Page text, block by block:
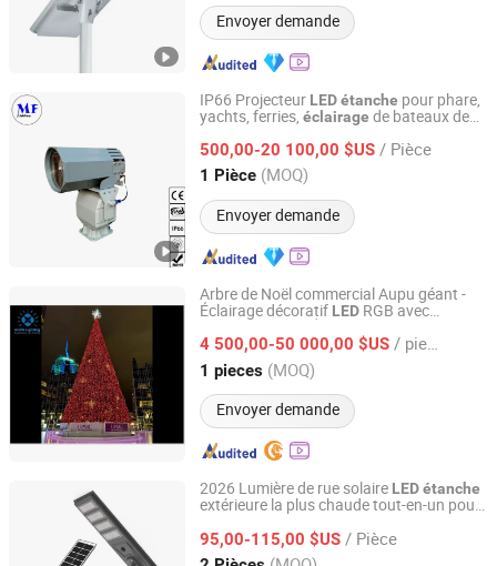
Envoyer demande
IP66 Projecteur LEDétanche pour phare,
yachts, ferries, éclairage de bateaux de
de sauvetage haute puissance 80W-600W
100m 1 2 3 4 Km
500,00-20 100,00 $US / Pièce
1 Pièce (MOQ)
Envoyer demande
Dongguan MF Lighting Co., Ltd
Guangdong, China Depuis 2023
Arbre de Noël commercial Aupu géant -
Éclairage décoratif LED RGB avec
les hôtels et les centres commerciaux en
extérieur
4 500,00-50 000,00 $US / pieces
1 pieces (MOQ)
Envoyer demande
Ningbo Anpu Lighting Co., Ltd
Zhejiang, China Depuis 2024
2026 Lumière de rue solaire LEDétanche
extérieure la plus chaude tout-en-un pour
95,00-115,00 $US / Pièce
Jiangsu Shangying Photoelectric Technology Co., Ltd